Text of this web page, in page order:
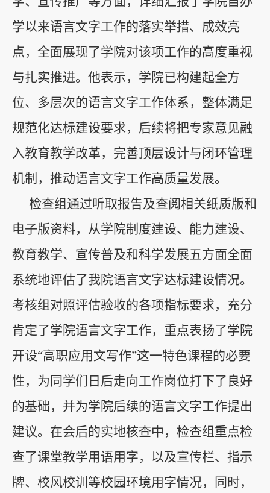
学以来语言文字工作的落实举措、成效亮
点，全面展现了学院对该项工作的高度重视
与扎实推进。他表示，学院已构建起全方
位、多层次的语言文字工作体系，整体满足
规范化达标建设要求，后续将把专家意见融
入教育教学改革，完善顶层设计与闭环管理
机制，推动语言文字工作高质量发展。
检查组通过听取报告及查阅相关纸质版和
电子版资料，从学院制度建设、能力建设、
教育教学、宣传普及和科学发展五方面全面
系统地评估了我院语言文字达标建设情况。
考核组对照评估验收的各项指标要求，充分
肯定了学院语言文字工作，重点表扬了学院
开设“高职应用文写作”这一特色课程的必要
性，为同学们日后走向工作岗位打下了良好
的基础，并为学院后续的语言文字工作提出
建议。在会后的实地核查中，检查组重点检
查了课堂教学用语用字，以及宣传栏、指示
牌、校风校训等校园环境用字情况，同时，